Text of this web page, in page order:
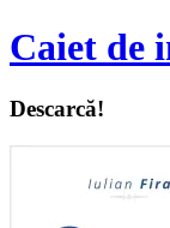
Caiet de
Descarcă!